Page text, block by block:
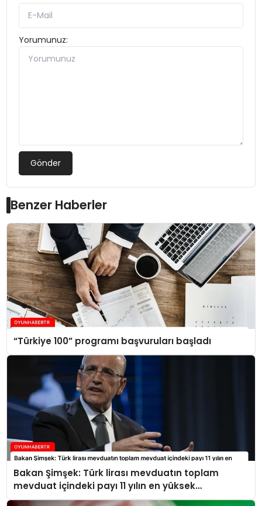
Yorumunuz:
Gönder
Benzer Haberler
“Türkiye 100” programı başvuruları başladı
Bakan Şimşek: Türk lirası mevduatın toplam
mevduat içindeki payı 11 yılın en yüksek
seviyelerine ulaştı